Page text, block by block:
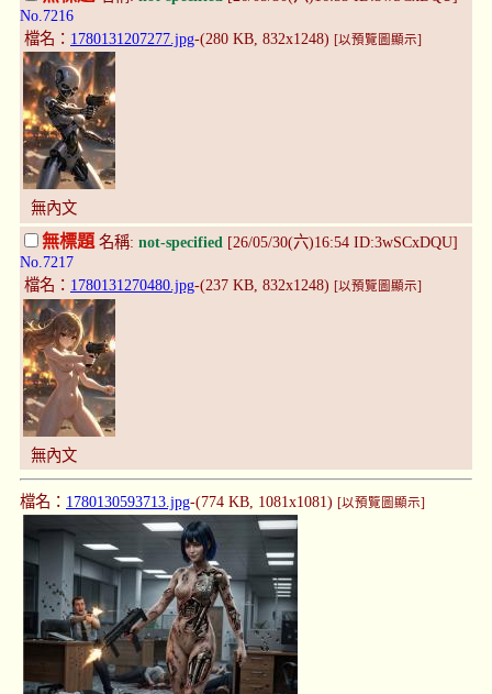
No.7216
檔名： 1780131207277.jpg-(280 KB, 832x1248) [以預覽圖顯示]
無內文
無標題名稱: not-specified [26/05/30(六)16:54 ID:3wSCxDQU]
No.7217
檔名： 1780131270480.jpg-(237 KB, 832x1248) [以預覽圖顯示]
無內文
檔名： 1780130593713.jpg-(774 KB, 1081x1081) [以預覽圖顯示]